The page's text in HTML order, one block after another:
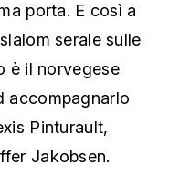
porta. E così a
serale sulle
è il norvegese
accompagnarlo
Pinturault,
Jakobsen.